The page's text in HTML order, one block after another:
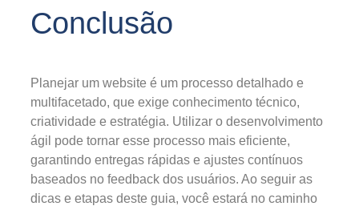
Conclusão
Planejar um website é um processo detalhado e
multifacetado, que exige conhecimento técnico,
criatividade e estratégia. Utilizar o desenvolvimento
ágil pode tornar esse processo mais eficiente,
garantindo entregas rápidas e ajustes contínuos
baseados no feedback dos usuários. Ao seguir as
dicas e etapas deste guia, você estará no caminho